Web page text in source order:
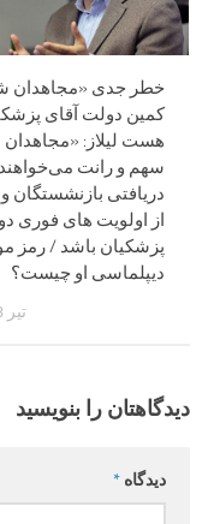
خطر جدی «مجاهدان
کمین دولت آقای
هست لیلاز: «مجاهدان
سهم و رانت
دریافتی بازنشستگان
از اولویت های فوری
پزشکیان باشد / رمز
دیپلماسی او چیست؟
تیر 18, 1403
دیدگاهتان را بنویسید
دیدگاه *